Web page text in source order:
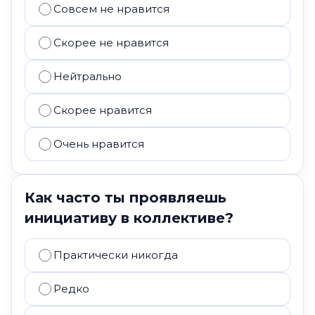
Совсем не нравится
Скорее не нравится
Нейтрально
Скорее нравится
Очень нравится
Как часто ты проявляешь
инициативу в коллективе?
Практически никогда
Редко